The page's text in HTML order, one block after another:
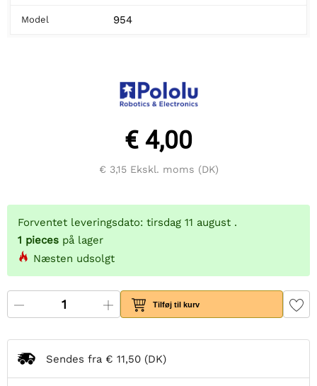
Model 954
€ 4,00
€ 3,15Ekskl. moms (DK)
Forventet leveringsdato: tirsdag 11 august .
1 pieces på lager
Næsten udsolgt
Tilføj til kurv
Sendes fra € 11,50 (DK)